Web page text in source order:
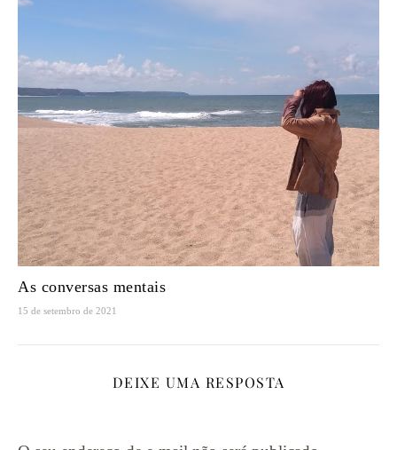
As conversas mentais
15 de setembro de 2021
DEIXE UMA RESPOSTA